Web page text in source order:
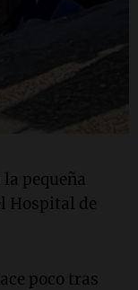
pequeña
Hospital de
poco tras